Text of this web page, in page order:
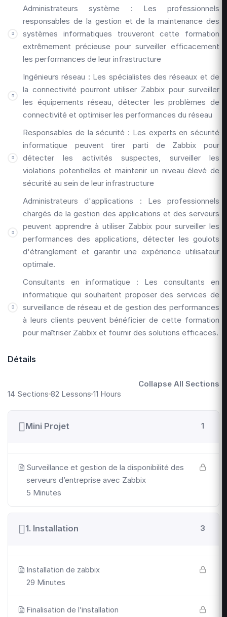
Administrateurs système : Les professionnels
responsables de la gestion et de la maintenance des
systèmes informatiques trouveront cette formation
extrêmement précieuse pour surveiller efficacement
les performances de leur infrastructure
Ingénieurs réseau : Les spécialistes des réseaux et de
la connectivité pourront utiliser Zabbix pour surveiller
les équipements réseau, détecter les problèmes de
connectivité et optimiser les performances du réseau
Responsables de la sécurité : Les experts en sécurité
informatique peuvent tirer parti de Zabbix pour
détecter les activités suspectes, surveiller les
violations potentielles et maintenir un niveau élevé de
sécurité au sein de leur infrastructure
Administrateurs d'applications : Les professionnels
chargés de la gestion des applications et des serveurs
peuvent apprendre à utiliser Zabbix pour surveiller les
performances des applications, détecter les goulots
d'étranglement et garantir une expérience utilisateur
optimale.
Consultants en informatique : Les consultants en
informatique qui souhaitent proposer des services de
surveillance de réseau et de gestion des performances
à leurs clients peuvent bénéficier de cette formation
pour maîtriser Zabbix et fournir des solutions efficaces.
Détails
14 Sections 82 Lessons 11 Hours
Collapse All Sections
Mini Projet 1
Surveillance et gestion de la disponibilité des
serveurs d’entreprise avec Zabbix
5 Minutes
1. Installation 3
Installation de zabbix
29 Minutes
Finalisation de l’installation